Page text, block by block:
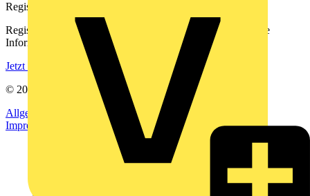
Registrierung
Registrieren Sie sich kostenlos und erhalten Sie stets aktuelle
Informationen aus der Elektroindustrie.
Jetzt registrieren
© 2002-
Voltimum
Allgemeine Geschäftsbedingungen Datenschutzerklärung
Impressum